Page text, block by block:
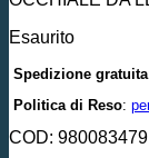
Esaurito
Spedizione gratuita
Politica di Reso:
COD: 980083479